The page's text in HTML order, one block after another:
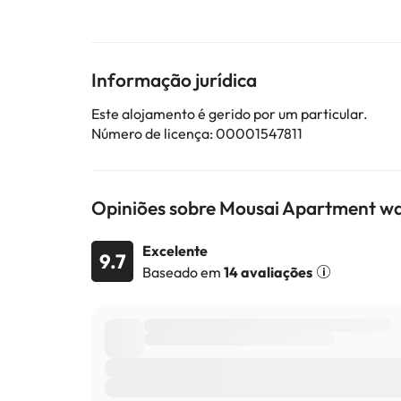
sujeitas a alterações por parte do alojamento. Se
Informação jurídica
Este alojamento é gerido por um particular.
Número de licença: 00001547811
Opiniões sobre Mousai Apartment
9.7
Excelente
Baseado em 14 avaliações